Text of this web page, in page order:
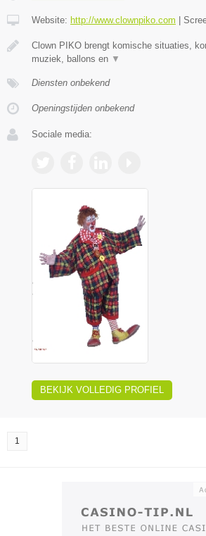
Website: http://www.clownpiko.com
Clown PIKO brengt komische situaties,
muziek, ballons en ▼
Diensten onbekend
Openingstijden onbekend
Sociale media:
BEKIJK VOLLEDIG PROFIEL
1